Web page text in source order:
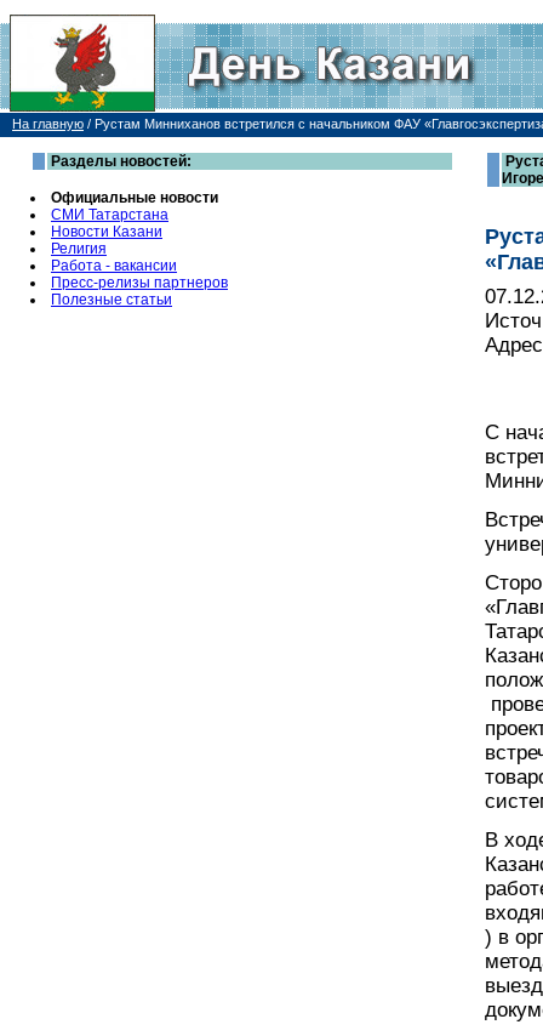
На главную / Рустам Минниханов встретился с начальником ФАУ
Разделы новостей:
Официальные новости
СМИ Татарстана
Новости Казани
Религия
Работа - вакансии
Пресс-релизы партнеров
Полезные статьи
С
В
) в